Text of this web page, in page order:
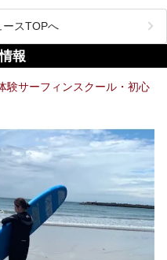
っぷり堪能してきたので、その全容
心ゆくまで楽しむためのサービス
られます。
わった、大阪府内のオススメ温
したいと思います！
ースTOPへ
報
験サーフィンスクール・初心